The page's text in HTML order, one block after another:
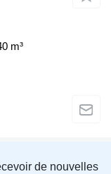
m³
de nouvelles